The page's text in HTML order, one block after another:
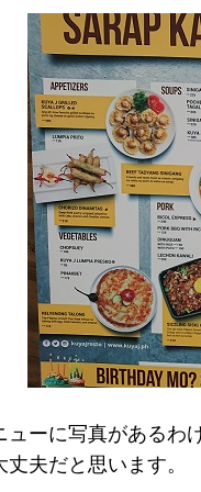
ューに写真があるわ
丈夫だと思います。